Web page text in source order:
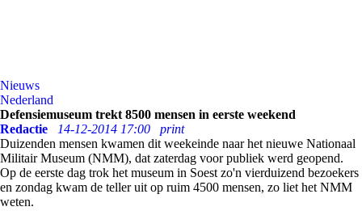
Nieuws
Nederland
Defensiemuseum trekt 8500 mensen in eerste weekend
Redactie
14-12-2014 17:00
print
Duizenden mensen kwamen dit weekeinde naar het nieuwe Nationaal
Militair Museum (NMM), dat zaterdag voor publiek werd geopend.
Op de eerste dag trok het museum in Soest zo'n vierduizend bezoekers
en zondag kwam de teller uit op ruim 4500 mensen, zo liet het NMM
weten.